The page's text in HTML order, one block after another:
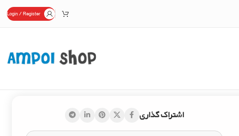
Login / Register
اشتراک گذاری